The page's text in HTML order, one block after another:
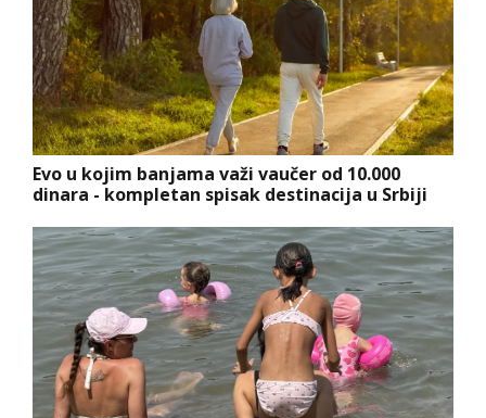
Evo u kojim banjama važi vaučer od 10.000
dinara - kompletan spisak destinacija u Srbiji